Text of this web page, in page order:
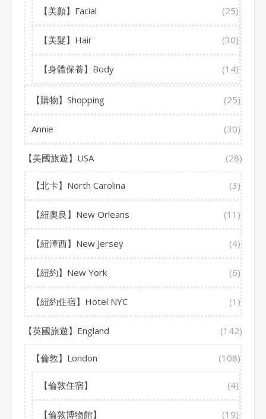
【美顏】Facial (25)
【美髮】Hair (30)
【身體保養】Body (14)
【購物】Shopping (25)
Annie (30)
【美國旅遊】USA (28)
【北卡】North Carolina (3)
【紐奧良】New Orleans (11)
【紐澤西】New Jersey (4)
【紐約】New York (6)
【紐約住宿】Hotel NYC (1)
【英國旅遊】England (142)
【倫敦】London (108)
【倫敦住宿】 (4)
【倫敦博物館】 (19)